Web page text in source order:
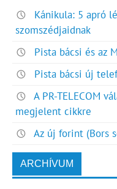
Kánikula: 5 apró
szomszédjaidnak
Pista bácsi és az
Pista bácsi új
A PR-TELECOM
megjelent cikkre
Az új forint (Bors
ARCHÍVUM